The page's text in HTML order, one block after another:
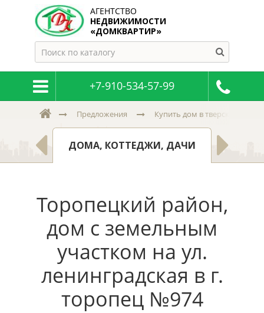
АГЕНТСТВО
НЕДВИЖИМОСТИ
«ДОМКВАРТИР»
+7-910-534-57-99
Предложения Купить дом в тверской и
ДОМА, КОТТЕДЖИ, ДАЧИ
Торопецкий район,
дом с земельным
участком на ул.
ленинградская в г.
торопец №974